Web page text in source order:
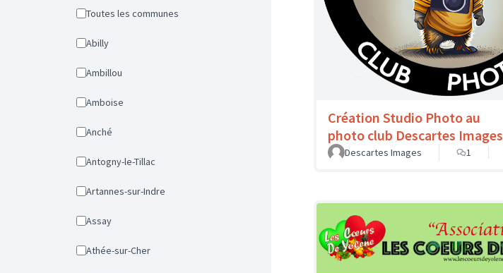
Toutes les communes
Abilly
Ambillou
Amboise
Anché
Antogny-le-Tillac
Artannes-sur-Indre
Assay
Athée-sur-Cher
Création Studio Photo au
photo club Descartes Images
Descartes Images
1